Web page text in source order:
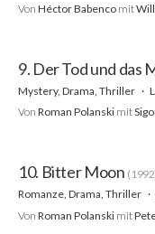
Von Héctor Babenco mit
9. Der Tod und das
Mystery, Drama, Thriller
Von Roman Polanski mit
10. Bitter Moon
Romanze, Drama, Thriller
Von Roman Polanski mit